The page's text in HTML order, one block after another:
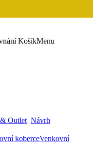
KošíkMenu
Outlet Návrh
koberceVenkovní